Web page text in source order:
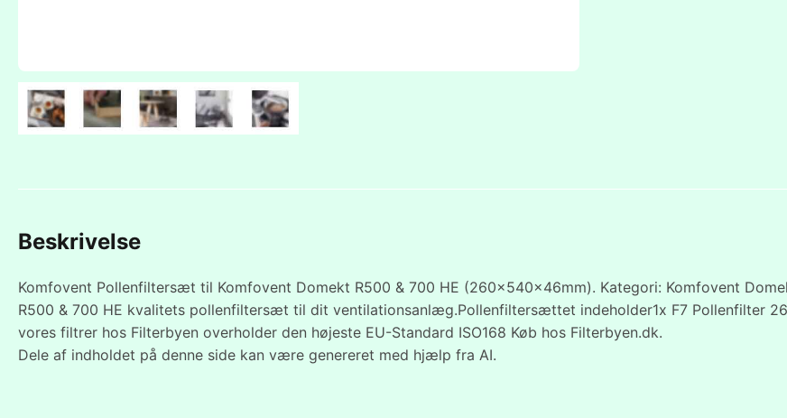
Beskrivelse
Komfovent Pollenfiltersæt til Komfovent Domekt R500 & 700 HE (260x540x46mm). Kategori: Komfovent
R500 & 700 HE kvalitets pollenfiltersæt til dit ventilationsanlæg.Pollenfiltersættet indeholder1x F7 Pollenfilter
vores filtrer hos Filterbyen overholder den højeste EU-Standard ISO168 Køb hos Filterbyen.dk.
Dele af indholdet på denne side kan være genereret med hjælp fra AI.